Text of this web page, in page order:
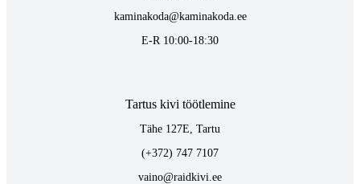
kaminakoda@kaminakoda.ee
E-R 10:00-18:30
Tartus kivi töötlemine
Tähe 127E, Tartu
(+372) 747 7107
vaino@raidkivi.ee